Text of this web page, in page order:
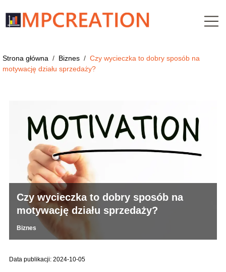
Strona główna / Biznes / Czy wycieczka to dobry sposób na
motywację działu sprzedaży?
Czy wycieczka to dobry sposób na
motywację działu sprzedaży?
Biznes
Data publikacji: 2024-10-05